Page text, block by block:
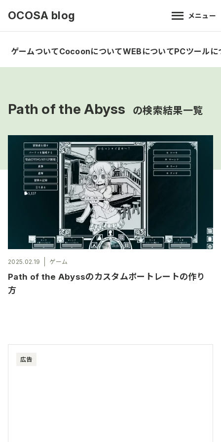
ゲームついてCocoonについてWEBについてPCツールに
Path of the Abyss
2025.02.19 ゲーム
Path of the Abyssのカスタムポートレートの作り
方
広告
OCOSA blog メニュー